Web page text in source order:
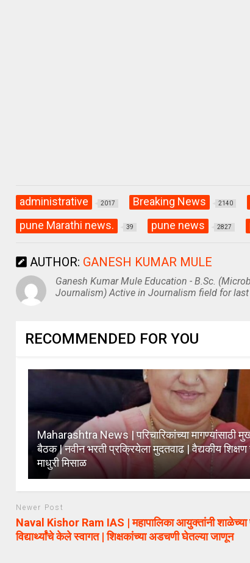
administrative 2017 Breaking News 2140
pune Marathi news. 39 pune news 2827
AUTHOR: GANESH KUMAR MULE
Ganesh Kumar Mule Education - B.Sc.
Journalism) Active in Journalism field for last
RECOMMENDED FOR YOU
Maharashtra News | परिचारिकांच्या मागण्यांसाठी
बैठक | नवीन भरती प्रक्रियेला मुदतवाढ | वैद्यकीय शिक्षण
माधुरी मिसाळ
Newer Post
Naval Kishor Ram IAS | महापालिका आयुक्तांनी शाळेच्या
विद्यार्थ्यांचे केले स्वागत | शिक्षकांच्या अडचणी घेतल्या जाणून